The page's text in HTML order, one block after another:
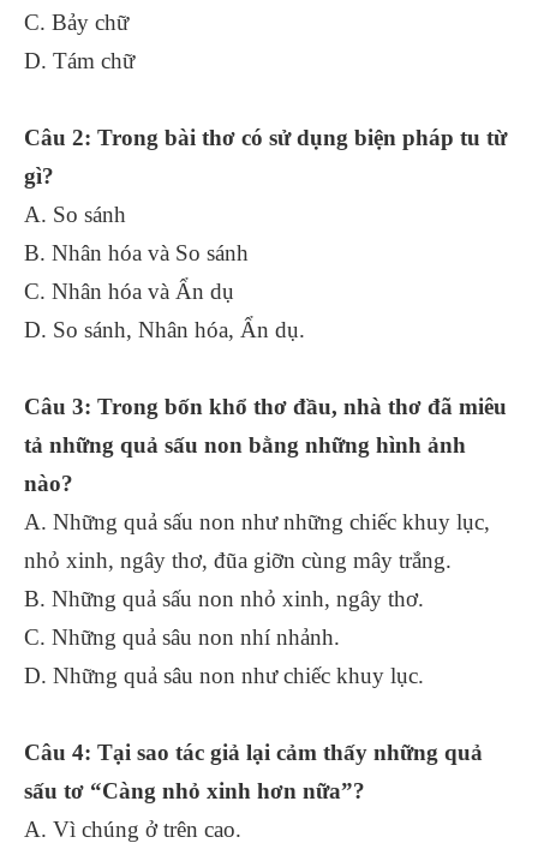
C. Bảy chữ
D. Tám chữ
Câu 2: Trong bài thơ có sử dụng biện pháp tu từ
gì?
A. So sánh
B. Nhân hóa và So sánh
C. Nhân hóa và Ẩn dụ
D. So sánh, Nhân hóa, Ẩn dụ.
Câu 3: Trong bốn khổ thơ đầu, nhà thơ đã miêu
tả những quả sấu non bằng những hình ảnh
nào?
A. Những quả sấu non như những chiếc khuy lục,
nhỏ xinh, ngây thơ, đũa giỡn cùng mây trắng.
B. Những quả sấu non nhỏ xinh, ngây thơ.
C. Những quả sâu non nhí nhảnh.
D. Những quả sâu non như chiếc khuy lục.
Câu 4: Tại sao tác giả lại cảm thấy những quả
sấu tơ “Càng nhỏ xinh hơn nữa”?
A. Vì chúng ở trên cao.